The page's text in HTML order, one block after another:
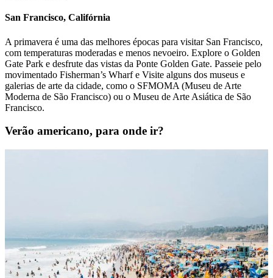
San Francisco, Califórnia
A primavera é uma das melhores épocas para visitar San Francisco,
com temperaturas moderadas e menos nevoeiro. Explore o Golden
Gate Park e desfrute das vistas da Ponte Golden Gate. Passeie pelo
movimentado Fisherman’s Wharf e Visite alguns dos museus e
galerias de arte da cidade, como o SFMOMA (Museu de Arte
Moderna de São Francisco) ou o Museu de Arte Asiática de São
Francisco.
Verão americano, para onde ir?